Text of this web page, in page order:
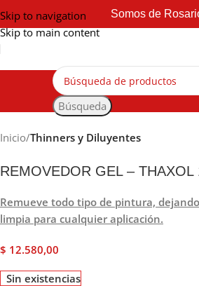
Skip to navigation
Skip to main content
Somos de
Búsqueda
Inicio Thinners y Diluyentes
REMOVEDOR GEL – THAXOL
Remueve todo tipo de pintura,
limpia para cualquier aplicación.
$ 12.580,00
Sin existencias